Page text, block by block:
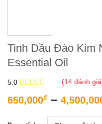
Tinh Dầu Đào Kim
Essential Oil
5.0
trên 5
dựa trên
(14đánh
650,000₫ –